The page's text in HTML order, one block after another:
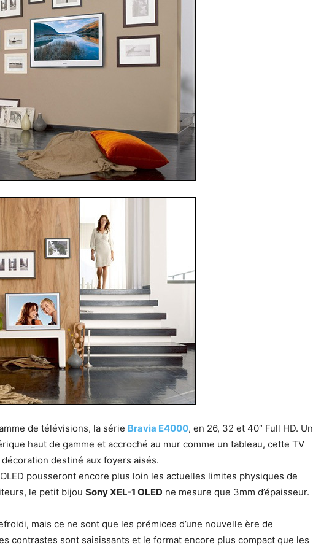
de télévisions, la série Bravia E4000, en 26, 32 et 40″ Full HD. Un
haut de gamme et accroché au mur comme un tableau, cette TV
destiné aux foyers aisés.
pousseront encore plus loin les actuelles limites physiques de
le petit bijou Sony XEL-1 OLED ne mesure que 3mm d’épaisseur.
mais ce ne sont que les prémices d’une nouvelle ère de
contrastes sont saisissants et le format encore plus compact que les